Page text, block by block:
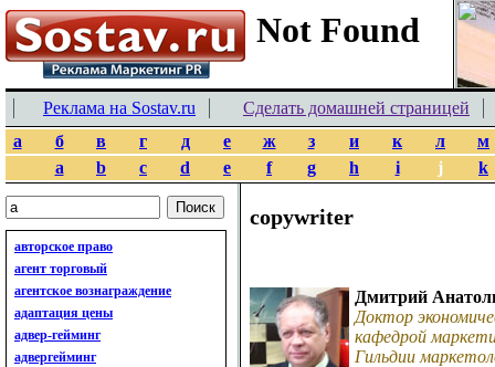
Реклама на Sostav.ru
Сделать домашней страницей
а
б в г д е ж з и к л
м
a
b c d e f g h i j k
авторское право
агент торговый
агентское вознаграждение
адаптация цены
адвер-гейминг
адвергейминг
copywriter
Дмитрий
Доктор
кафедрой
Гильдии